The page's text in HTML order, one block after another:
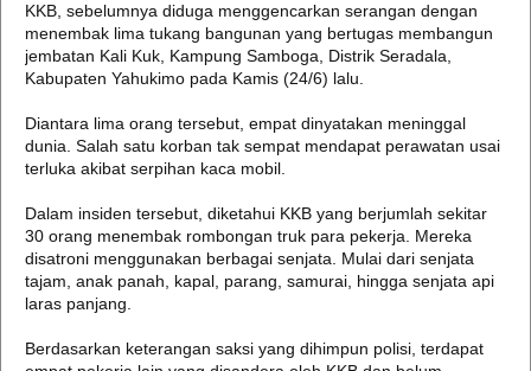
KKB, sebelumnya diduga menggencarkan serangan dengan
menembak lima tukang bangunan yang bertugas membangun
jembatan Kali Kuk, Kampung Samboga, Distrik Seradala,
Kabupaten Yahukimo pada Kamis (24/6) lalu.
Diantara lima orang tersebut, empat dinyatakan meninggal
dunia. Salah satu korban tak sempat mendapat perawatan usai
terluka akibat serpihan kaca mobil.
Dalam insiden tersebut, diketahui KKB yang berjumlah sekitar
30 orang menembak rombongan truk para pekerja. Mereka
disatroni menggunakan berbagai senjata. Mulai dari senjata
tajam, anak panah, kapal, parang, samurai, hingga senjata api
laras panjang.
Berdasarkan keterangan saksi yang dihimpun polisi, terdapat